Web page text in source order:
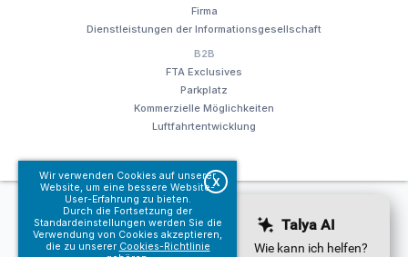
Wir verwenden Cookies auf unserer
Website, um eine bessere Website-
User-Erfahrung zu bieten.
Durch die Fortsetzung der
Standardeinstellungen werden Sie die
Verwendung von Cookies akzeptieren,
die zu unserer Cookies-Richtlinie
X
Firma
Dienstleistungen der Informationsgesellschaft
B2B
FTA Exclusives
Parkplatz
Kommerzielle Möglichkeiten
Luftfahrtentwicklung
© Fraport TAV Antalya Airport, 2018. Alle Rechte vorbehalten.
Terms of use
Dienstleistungen der Informationsgesellschaft